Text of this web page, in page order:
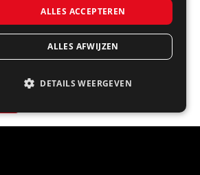
korpusvorm, tot het
tot de
ALLES ACCEPTEREN
ALLES AFWIJZEN
DETAILS WEERGEVEN